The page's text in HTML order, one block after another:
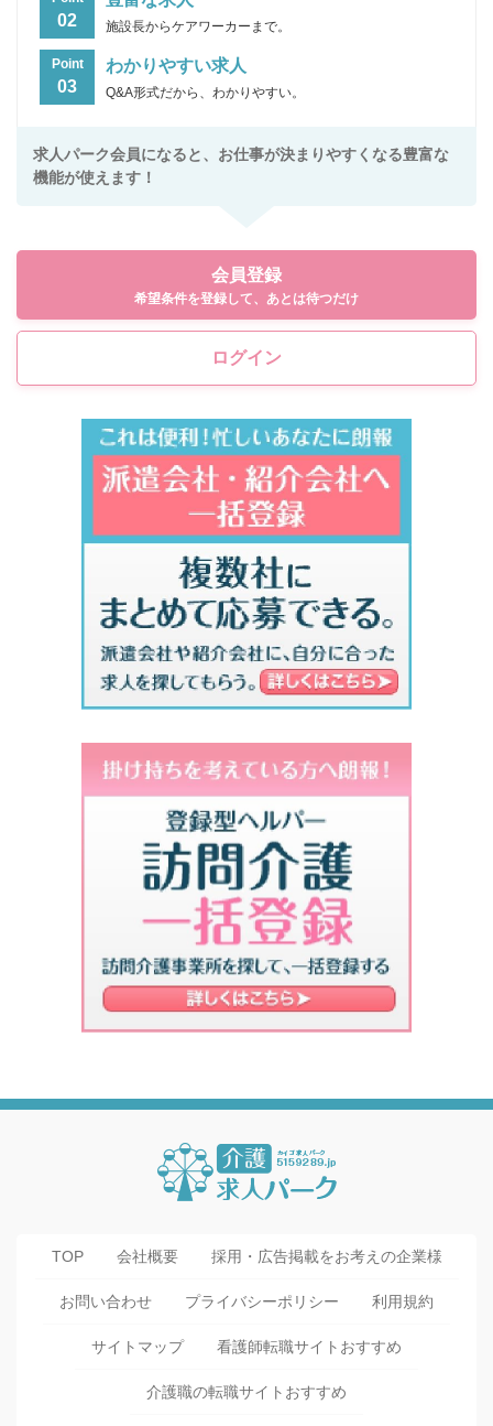
02 施設長からケアワーカーまで。
Point
03
わかりやすい求人
Q&A形式だから、わかりやすい。
求人パーク会員になると、お仕事が決まりやすくなる豊富な
機能が使えます！
会員登録
希望条件を登録して、あとは待つだけ
ログイン
TOP 会社概要 採用・広告掲載をお考えの企業様
お問い合わせ プライバシーポリシー 利用規約
サイトマップ 看護師転職サイトおすすめ
介護職の転職サイトおすすめ